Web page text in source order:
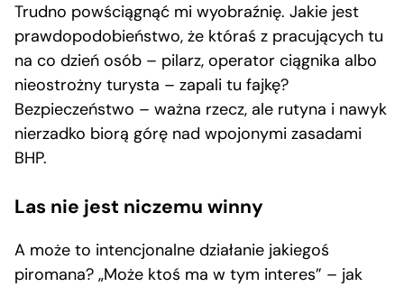
Trudno powściągnąć mi wyobraźnię. Jakie jest
prawdopodobieństwo, że któraś z pracujących tu
na co dzień osób – pilarz, operator ciągnika albo
nieostrożny turysta – zapali tu fajkę?
Bezpieczeństwo – ważna rzecz, ale rutyna i nawyk
nierzadko biorą górę nad wpojonymi zasadami
BHP.
Las nie jest niczemu winny
A może to intencjonalne działanie jakiegoś
piromana? „Może ktoś ma w tym interes” – jak